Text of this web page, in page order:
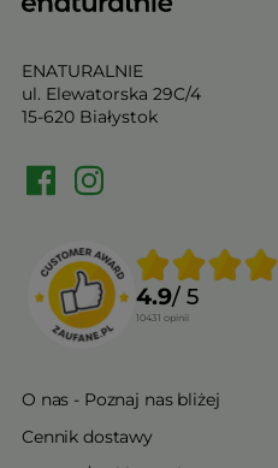
ENATURALNIE
ul. Elewatorska 29C/4
15-620 Białystok
4.9/ 5
10431 opinii
O nas - Poznaj nas bliżej
Cennik dostawy